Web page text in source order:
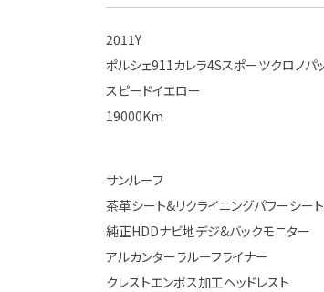
2011Y
ポルシェ911カレラ4Sスポーツクロノパ
スピードイエロー
19000Km
サンルーフ
茶革シート&リクライニングパワーシー
純正HDDナビ地デジ&バックモニター
アルカンターラルーフライナー
クレストエンボス加工ヘッドレスト